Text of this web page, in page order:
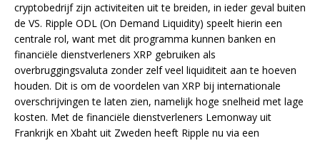
cryptobedrijf zijn activiteiten uit te breiden, in ieder geval buiten
de VS. Ripple ODL (On Demand Liquidity) speelt hierin een
centrale rol, want met dit programma kunnen banken en
financiële dienstverleners XRP gebruiken als
overbruggingsvaluta zonder zelf veel liquiditeit aan te hoeven
houden. Dit is om de voordelen van XRP bij internationale
overschrijvingen te laten zien, namelijk hoge snelheid met lage
kosten. Met de financiële dienstverleners Lemonway uit
Frankrijk en Xbaht uit Zweden heeft Ripple nu via een